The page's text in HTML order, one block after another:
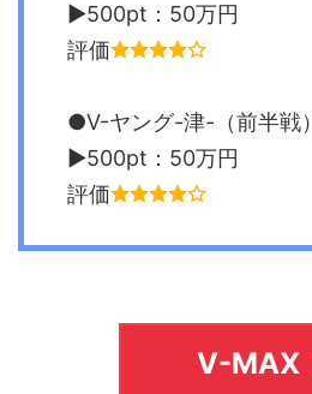
▶︎500pt：50万円
評価
●V-ヤング-津-（前半戦）
▶︎500pt：50万円
評価
V-MAX